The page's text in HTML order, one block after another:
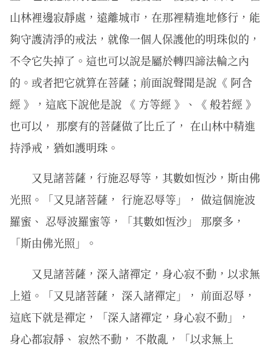
山林裡邊寂靜處，遠離城市，在那裡精進地修行，能
夠守護清淨的戒法，就像一個人保護他的明珠似的，
不令它失掉了。這也可以說是屬於轉四諦法輪之內
的。或者把它就算在菩薩；前面說聲聞是說《 阿含
經 》，這底下說他是說 《 方等經 》、《 般若經 》
也可以， 那麼有的菩薩做了比丘了， 在山林中精進
持淨戒，猶如護明珠。
又見諸菩薩，行施忍辱等，其數如恆沙，斯由佛
光照。「又見諸菩薩， 行施忍辱等」， 做這個施波
羅蜜、 忍辱波羅蜜等，「其數如恆沙」 那麼多，
「斯由佛光照」。
又見諸菩薩，深入諸禪定，身心寂不動，以求無
上道。「又見諸菩薩， 深入諸禪定」， 前面忍辱，
這底下就是禪定，「深入諸禪定，身心寂不動」，
身心都寂靜、 寂然不動， 不散亂，「以求無上